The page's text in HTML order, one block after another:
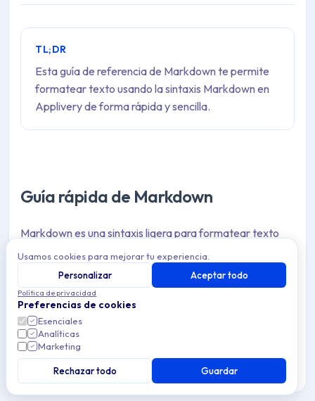
TL;DR
Esta guía de referencia de Markdown te permite
formatear texto usando la sintaxis Markdown en
Applivery de forma rápida y sencilla.
Guía rápida de Markdown
Markdown es una sintaxis ligera para formatear texto
plano que es fácil de leer y escribir. Applivery admite
Markdown en Publicaciones y campos de texto para
enriquecer tu contenido sin necesidad de HTML.
Esta página es una referencia rápida de los elementos de
Markdown más utilizados. Para la especificación
completa, consultala especificación original de John
Grubery laguía de GitHub-flavored Markdown.
Usamos cookies para mejorar tu experiencia.
Personalizar
Aceptar todo
Política de privacidad
Preferencias de cookies
Esenciales
Analíticas
Marketing
Rechazar todo Guardar